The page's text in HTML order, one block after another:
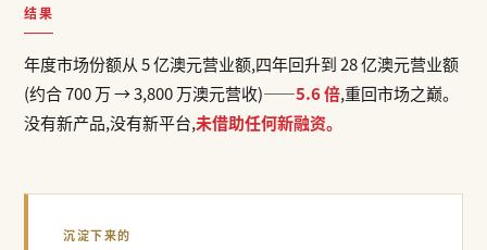
结果
年度市场份额从 5 亿澳元营业额,四年回升到 28 亿澳元营业额
(约合 700 万 → 3,800 万澳元营收)——5.6 倍,重回市场之巅。
没有新产品,没有新平台,未借助任何新融资。
沉淀下来的